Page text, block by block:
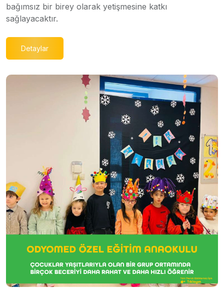
bağımsız bir birey olarak yetişmesine katkı
sağlayacaktır.
Detaylar